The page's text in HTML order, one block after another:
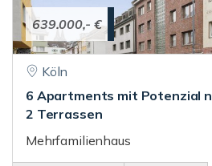
639.000,- €
Köln
6 Apartments mit Potenzial
2 Terrassen
Mehrfamilienhaus